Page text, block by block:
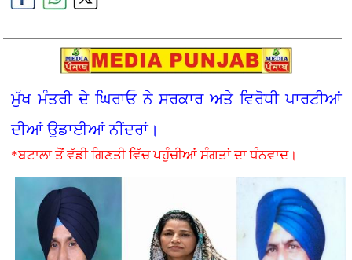
ਮੁੱਖ ਮੰਤਰੀ ਦੇ ਘਿਰਾਓ ਨੇ ਸਰਕਾਰ ਅਤੇ ਵਿਰੋਧੀ ਪਾਰਟੀਆਂ
ਦੀਆਂ ਉਡਾਈਆਂ ਨੀਂਦਰਾਂ।
*ਬਟਾਲਾ ਤੋਂ ਵੱਡੀ ਗਿਣਤੀ ਵਿੱਚ ਪਹੁੰਚੀਆਂ ਸੰਗਤਾਂ ਦਾ ਧੰਨਵਾਦ।